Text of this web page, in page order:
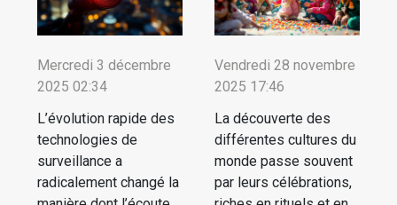
Mercredi 3 décembre
2025 02:34
L’évolution rapide des
technologies de
surveillance a
radicalement changé la
Vendredi 28 novembre
2025 17:46
La découverte des
différentes cultures du
monde passe souvent
par leurs célébrations,